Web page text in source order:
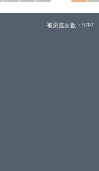
被浏览次数：5797